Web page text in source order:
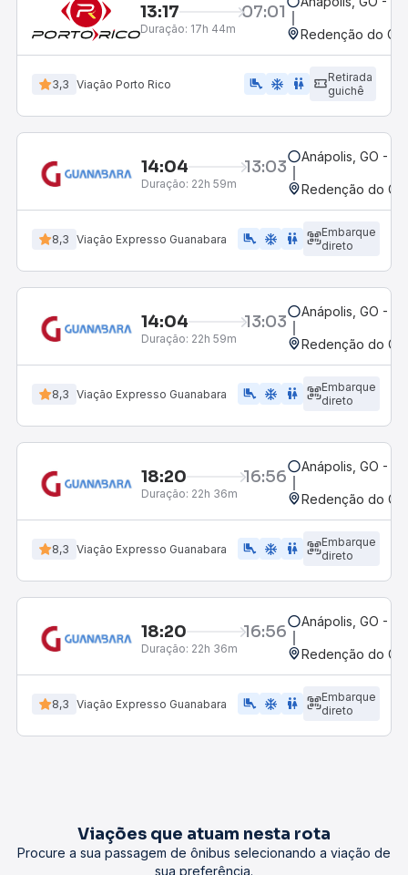
13:17 07:01
Duração: 17h 44m Redenção do
3,3 Viação Porto Rico airline_seat_legroom_extra ac_unit wc
Retirada
guichê
14:04 13:03
Duração: 22h 59m
Anápolis, GO -
Redenção do
8,3 Viação Expresso Guanabara airline_seat_legroom_extra ac_unit WC
Embarque
direto
14:04 13:03
Duração: 22h 59m
Anápolis, GO -
Redenção do
8,3 Viação Expresso Guanabara airline_seat_legroom_extra ac_unit WC
Embarque
direto
18:20 16:56
Duração: 22h 36m
Anápolis, GO -
Redenção do
8,3 Viação Expresso Guanabara airline_seat_legroom_extra ac_unit WC
Embarque
direto
18:20 16:56
Duração: 22h 36m
Anápolis, GO -
Redenção do
8,3 Viação Expresso Guanabara airline_seat_legroom_extra ac_unit WC
Embarque
direto
Viações que atuam nesta rota
Procure a sua passagem de ônibus selecionando a viação de
sua preferência.